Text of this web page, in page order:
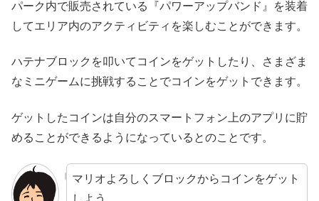
パーク内で販売されている『パワーアップバンド』を装着
してエリア内のアクティビティを楽しむことができます。
ハテナブロックを叩いてコインをゲットしたり、さまざま
なミニゲームに挑戦することでコインをゲットできます。
ゲットしたコインは自分のスマートフォン上のアプリに貯
めることができるようになっているとのことです。
マリオよろしくブロックからコインをゲット
しよう